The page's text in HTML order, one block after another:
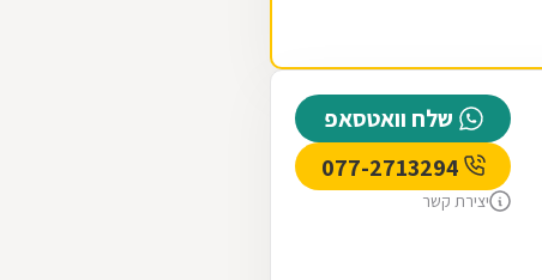
שלח וואטסאפ
יצירת קשר